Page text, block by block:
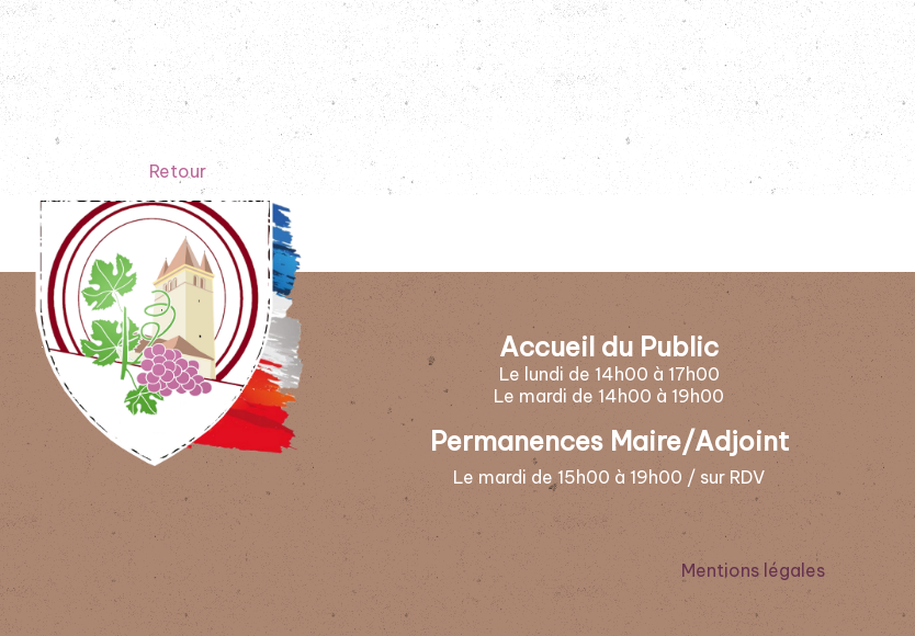
Retour
Accueil du Public
Le lundi de 14h00 à 17h00
Le mardi de 14h00 à 19h00
Permanences Maire/Adjoint
Le mardi de 15h00 à 19h00 / sur RDV
Mentions légales